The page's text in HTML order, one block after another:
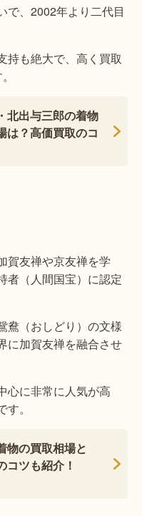
で、2002年より二代目
持も絶大で、高く買取
北出与三郎の着物
は？高価買取のコ
賀友禅や京友禅を学
者（人間国宝）に認定
鴦（おしどり）の文様
に加賀友禅を融合させ
心に非常に人気が高
。
物の買取相場と
コツも紹介！